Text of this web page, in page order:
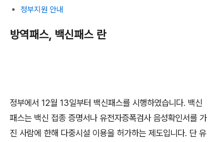
정부지원 안내
방역패스, 백신패스 란
정부에서 12월 13일부터 백신패스를 시행하였습니다. 백신
패스는 백신 접종 증명서나 유전자증폭검사 음성확인서를 가
진 사람에 한해 다중시설 이용을 허가하는 제도입니다. 단 유